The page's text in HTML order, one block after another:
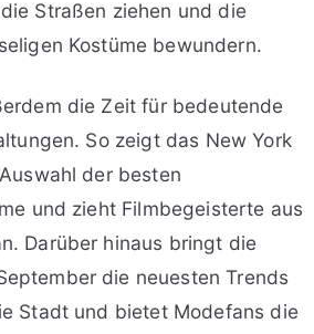
Straßen ziehen und die
Kostüme bewundern.
die Zeit für bedeutende
So zeigt das New York
der besten
und zieht Filmbegeisterte aus
Darüber hinaus bringt die
die neuesten Trends
Stadt und bietet Modefans die